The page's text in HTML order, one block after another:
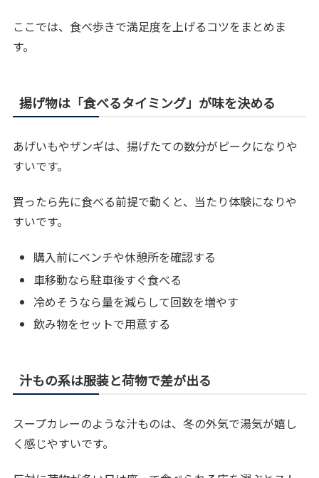
ここでは、食べ歩きで満足度を上げるコツをまとめま
す。
揚げ物は「食べるタイミング」が味を決める
あげいもやザンギは、揚げたての数分がピークになりや
すいです。
買ったら先に食べる前提で動くと、当たり体験になりや
すいです。
購入前にベンチや休憩所を確認する
車移動なら駐車後すぐ食べる
冷めそうなら量を減らして回数を増やす
飲み物をセットで用意する
汁もの系は服装と荷物で差が出る
スープカレーのような汁ものは、冬の外気で湯気が嬉し
く感じやすいです。